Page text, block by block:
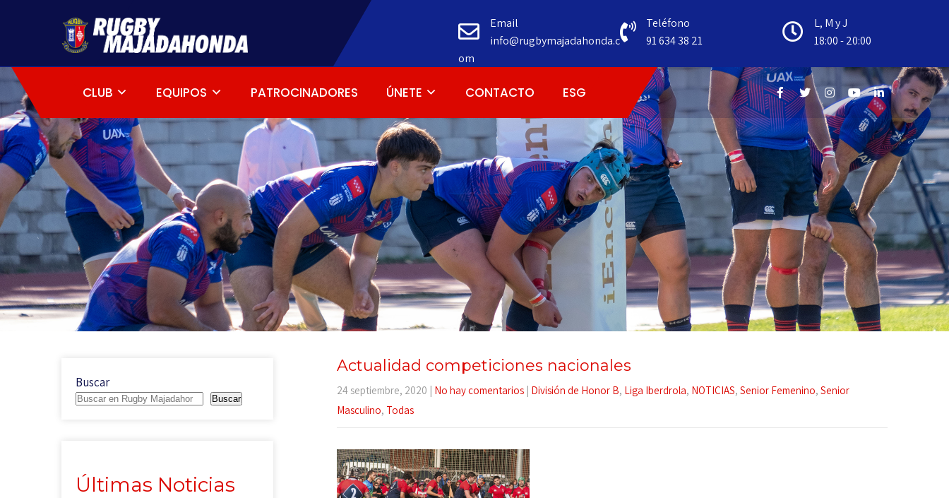
Email
info@rugbymajadahonda.c
om
Teléfono
91 634 38 21
L, M y J
18:00 - 20:00
CLUB EQUIPOS PATROCINADORES ÚNETE CONTACTO ESG
Actualidad competiciones nacionales
24 septiembre, 2020 No hay comentarios División de Honor B, Liga Iberdrola, NOTICIAS, Senior Femenino, Senior
Masculino, Todas
Buscar
Buscar
Últimas Noticias